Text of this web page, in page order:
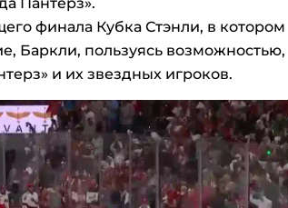
финала Кубка Стэнли, в котором
Баркли, пользуясь возможностью,
и их звездных игроков.